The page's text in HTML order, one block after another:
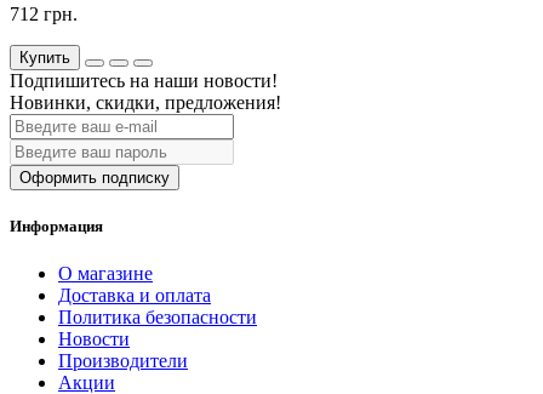
712 грн.
Купить
Подпишитесь на наши новости!
Новинки, скидки, предложения!
Оформить подписку
Информация
О магазине
Доставка и оплата
Политика безопасности
Новости
Производители
Акции